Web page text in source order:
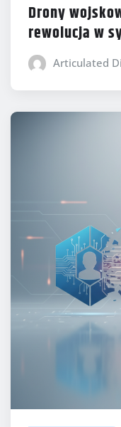
Drony
rewolucja w
Articulated